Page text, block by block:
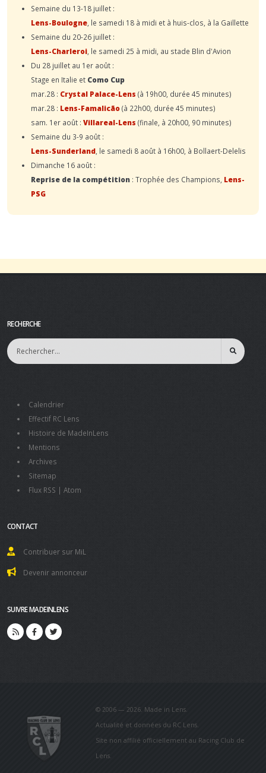
Semaine du 13-18 juillet :
Lens-Boulogne , le samedi 18 à midi et à huis-clos, à la Gaillette
Semaine du 20-26 juillet :
Lens-Charleroi , le samedi 25 à midi, au stade Blin d'Avion
Du 28 juillet au 1er août :
Stage en Italie et Como Cup
mar.28 : Crystal Palace-Lens (à 19h00, durée 45 minutes)
mar.28 : Lens-Famalicão(à 22h00, durée 45 minutes)
sam. 1er août : Villareal-Lens (finale, à 20h00, 90 minutes)
Semaine du 3-9 août :
Lens-Sunderland , le samedi 8 août à 16h00, à Bollaert-Delelis
Dimanche 16 août :
Reprise de la compétition : Trophée des Champions, Lens-
PSG
RECHERCHE
Calendrier
Effectif RC Lens
Histoire de MadeInLens
Mentions
Archives
Sitemap
Flux RSS | Atom
CONTACT
Contribuer sur MiL
Devenir annonceur
SUIVRE MADEINLENS
© 2006 — 2026. Made in Lens.
Actualité et données du RC Lens.
Site non affilié officiellement au Racing Club de
Lens.